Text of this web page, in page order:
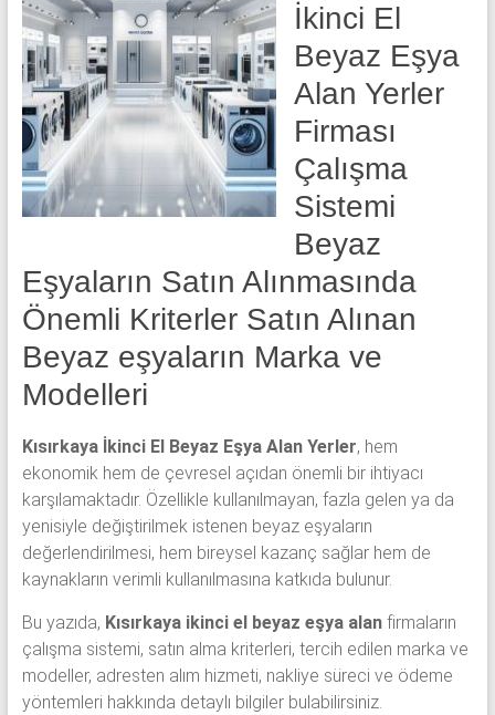
İkinci El
Beyaz Eşya
Alan Yerler
Firması
Çalışma
Sistemi
Beyaz
Eşyaların Satın Alınmasında
Önemli Kriterler Satın Alınan
Beyaz eşyaların Marka ve
Modelleri
Kısırkaya İkinci El Beyaz Eşya Alan Yerler, hem
ekonomik hem de çevresel açıdan önemli bir ihtiyacı
karşılamaktadır. Özellikle kullanılmayan, fazla gelen ya da
yenisiyle değiştirilmek istenen beyaz eşyaların
değerlendirilmesi, hem bireysel kazanç sağlar hem de
kaynakların verimli kullanılmasına katkıda bulunur.
Bu yazıda, Kısırkaya ikinci el beyaz eşya alanfirmaların
çalışma sistemi, satın alma kriterleri, tercih edilen marka ve
modeller, adresten alım hizmeti, nakliye süreci ve ödeme
yöntemleri hakkında detaylı bilgiler bulabilirsiniz.